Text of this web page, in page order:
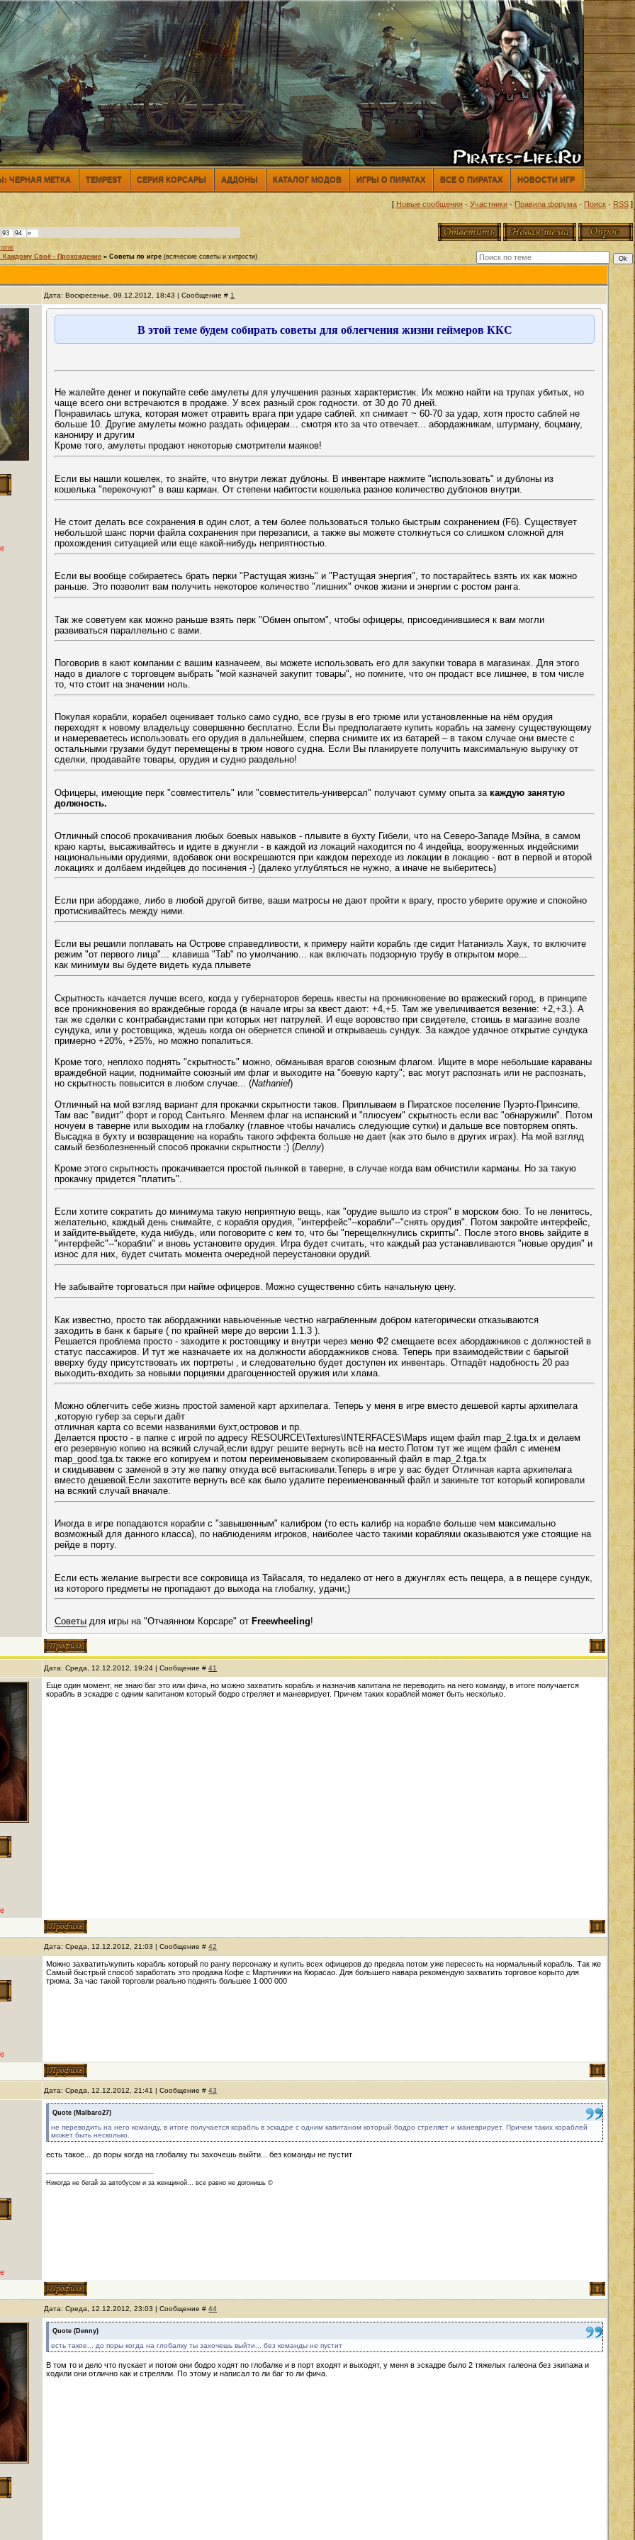
ЧЕРНАЯ МЕТКА TEMPEST СЕРИЯ КОРСАРЫ АДДОНЫ КАТАЛОГ МОДОВ ИГРЫ О ПИРАТАХ ВСЕ О ПИРАТАХ НОВОСТИ ИГР
[ Новые сообщения · Участники · Правила форума · Поиск · RSS]
93 94
»
Каждому Своё - Прохождение » Советы по игре (всяческие советы и хитрости)
Дата: Воскресенье, 09.12.2012, 18:43 | Сообщение # 1
В этой теме будем собирать советы для облегчения жизни геймеров ККС
Не жалейте денег и покупайте себе амулеты для улучшения разных характеристик. Их можно найти на трупах убитых, но
чаще всего они встречаются в продаже. У всех разный срок годности. от 30 до 70 дней.
Понравилась штука, которая может отравить врага при ударе саблей. хп снимает ~ 60-70 за удар, хотя просто саблей не
больше 10. Другие амулеты можно раздать офицерам... смотря кто за что отвечает... абордажникам, штурману, боцману,
канониру и другим
Кроме того, амулеты продают некоторые смотрители маяков!
Если вы нашли кошелек, то знайте, что внутри лежат дублоны. В инвентаре нажмите "использовать" и дублоны из
кошелька "перекочуют" в ваш карман. От степени набитости кошелька разное количество дублонов внутри.
Не стоит делать все сохранения в один слот, а тем более пользоваться только быстрым сохранением (F6). Существует
небольшой шанс порчи файла сохранения при перезаписи, а также вы можете столкнуться со слишком сложной для
прохождения ситуацией или еще какой-нибудь неприятностью.
Если вы вообще собираетесь брать перки "Растущая жизнь" и "Растущая энергия", то постарайтесь взять их как можно
раньше. Это позволит вам получить некоторое количество "лишних" очков жизни и энергии с ростом ранга.
Так же советуем как можно раньше взять перк "Обмен опытом", чтобы офицеры, присоединившиеся к вам могли
развиваться параллельно с вами.
Поговорив в кают компании с вашим казначеем, вы можете использовать его для закупки товара в магазинах. Для этого
надо в диалоге с торговцем выбрать "мой казначей закупит товары", но помните, что он продаст все лишнее, в том числе
то, что стоит на значении ноль.
Покупая корабли, корабел оценивает только само судно, все грузы в его трюме или установленные на нём орудия
переходят к новому владельцу совершенно бесплатно. Если Вы предполагаете купить корабль на замену существующему
и намереваетесь использовать его орудия в дальнейшем, сперва снимите их из батарей – в таком случае они вместе с
остальными грузами будут перемещены в трюм нового судна. Если Вы планируете получить максимальную выручку от
сделки, продавайте товары, орудия и судно раздельно!
Офицеры, имеющие перк "совместитель" или "совместитель-универсал" получают сумму опыта за каждую занятую
должность.
Отличный способ прокачивания любых боевых навыков - плывите в бухту Гибели, что на Северо-Западе Мэйна, в самом
краю карты, высаживайтесь и идите в джунгли - в каждой из локаций находится по 4 индейца, вооруженных индейскими
национальными орудиями, вдобавок они воскрешаются при каждом переходе из локации в локацию - вот в первой и второй
локациях и долбаем индейцев до посинения -) (далеко углубляться не нужно, а иначе не выберитесь)
Если при абордаже, либо в любой другой битве, ваши матросы не дают пройти к врагу, просто уберите оружие и спокойно
протискивайтесь между ними.
Если вы решили поплавать на Острове справедливости, к примеру найти корабль где сидит Натаниэль Хаук, то включите
режим "от первого лица"... клавиша "Tab" по умолчанию... как включать подзорную трубу в открытом море...
как минимум вы будете видеть куда плывете
Скрытность качается лучше всего, когда у губернаторов берешь квесты на проникновение во вражеский город, в принципе
все проникновения во враждебные города (в начале игры за квест дают: +4,+5. Там же увеличивается везение: +2,+3.). А
так же сделки с контрабандистами при которых нет патрулей. И еще воровство при свидетеле, стоишь в магазине возле
сундука, или у ростовщика, ждешь когда он обернется спиной и открываешь сундук. За каждое удачное открытие сундука
примерно +20%, +25%, но можно попалиться.
Кроме того, неплохо поднять "скрытность" можно, обманывая врагов союзным флагом. Ищите в море небольшие караваны
враждебной нации, поднимайте союзный им флаг и выходите на "боевую карту"; вас могут распознать или не распознать,
но скрытность повысится в любом случае... (Nathaniel)
Отличный на мой взгляд вариант для прокачки скрытности таков. Приплываем в Пиратское поселение Пуэрто-Принсипе.
Там вас "видит" форт и город Сантьяго. Меняем флаг на испанский и "плюсуем" скрытность если вас "обнаружили". Потом
ночуем в таверне или выходим на глобалку (главное чтобы начались следующие сутки) и дальше все повторяем опять.
Высадка в бухту и возвращение на корабль такого эффекта больше не дает (как это было в других играх). На мой взгляд
самый безболезненный способ прокачки скрытности :) (Denny)
Кроме этого скрытность прокачивается простой пьянкой в таверне, в случае когда вам обчистили карманы. Но за такую
прокачку придется "платить".
Если хотите сократить до минимума такую неприятную вещь, как "орудие вышло из строя" в морском бою. То не ленитесь,
желательно, каждый день снимайте, с корабля орудия, "интерфейс"--корабли"--"снять орудия". Потом закройте интерфейс,
и зайдите-выйдете, куда нибудь, или поговорите с кем то, что бы "перещелкнулись скрипты". После этого вновь зайдите в
"интерфейс"--"корабли" и вновь установите орудия. Игра будет считать, что каждый раз устанавливаются "новые орудия" и
износ для них, будет считать момента очередной переустановки орудий.
Не забывайте торговаться при найме офицеров. Можно существенно сбить начальную цену.
Как известно, просто так абордажники навьюченные честно награбленным добром категорически отказываются
заходить в банк к барыге ( по крайней мере до версии 1.1.3 ).
Решается проблема просто - заходите к ростовщику и внутри через меню Ф2 смещаете всех абордажников с должностей в
статус пассажиров. И тут же назначаете их на должности абордажников снова. Теперь при взаимодействии с барыгой
вверху буду присутствовать их портреты , и следовательно будет доступен их инвентарь. Отпадёт надобность 20 раз
выходить-входить за новыми порциями драгоценностей оружия или хлама.
Можно облегчить себе жизнь простой заменой карт архипелага. Теперь у меня в игре вместо дешевой карты архипелага
,которую губер за серьги даёт
отличная карта со всеми названиями бухт,островов и пр.
Делается просто - в папке с игрой по адресу RESOURCE\Textures\INTERFACES\Maps ищем файл map_2.tga.tx и делаем
его резервную копию на всякий случай,если вдруг решите вернуть всё на место.Потом тут же ищем файл с именем
map_good.tga.tx также его копируем и потом переименовываем скопированный файл в map_2.tga.tx
и скидывавем с заменой в эту же папку откуда всё вытаскивали.Теперь в игре у вас будет Отличная карта архипелага
вместо дешевой.Если захотите вернуть всё как было удалите переименованный файл и закиньте тот который копировали
на всякий случай вначале.
Иногда в игре попадаются корабли с "завышенным" калибром (то есть калибр на корабле больше чем максимально
возможный для данного класса), по наблюдениям игроков, наиболее часто такими кораблями оказываются уже стоящие на
рейде в порту.
Если есть желание выгрести все сокровища из Тайасаля, то недалеко от него в джунглях есть пещера, а в пещере сундук,
из которого предметы не пропадают до выхода на глобалку, удачи;)
Советы для игры на "Отчаянном Корсаре" от Freewheeling!
Дата: Среда, 12.12.2012, 19:24 | Сообщение #41
Еще один момент, не знаю баг это или фича, но можно захватить корабль и назначив капитана не переводить на него команду, в итоге получается
корабль в эскадре с одним капитаном который бодро стреляет и маневрирует. Причем таких кораблей может быть несколько.
Дата: Среда, 12.12.2012, 21:03 | Сообщение #42
Можно захватить\купить корабль который по рангу персонажу и купить всех офицеров до предела потом уже пересесть на нормальный корабль. Так же
Самый быстрый способ заработать это продажа Кофе с Мартиники на Кюрасао. Для большего навара рекомендую захватить торговое корыто для
трюма. За час такой торговли реально поднять большее 1 000 000
Дата: Среда, 12.12.2012, 21:41 | Сообщение #43
Quote (Malbaro27)
не переводить на него команду, в итоге получается корабль в эскадре с одним капитаном который бодро стреляет и маневрирует. Причем таких кораблей
может быть несколько.
есть такое... до поры когда на глобалку ты захочешь выйти... без команды не пустит
Никогда не бегай за автобусом и за женщиной... все равно не догонишь ©
Дата: Среда, 12.12.2012, 23:03 | Сообщение #44
Quote ( Denny)
есть такое... до поры когда на глобалку ты захочешь выйти... без команды не пустит
В том то и дело что пускает и потом они бодро ходят по глобалке и в порт входят и выходят, у меня в эскадре было 2 тяжелых галеона без экипажа и
ходили они отлично как и стреляли. По этому и написал то ли баг то ли фича.